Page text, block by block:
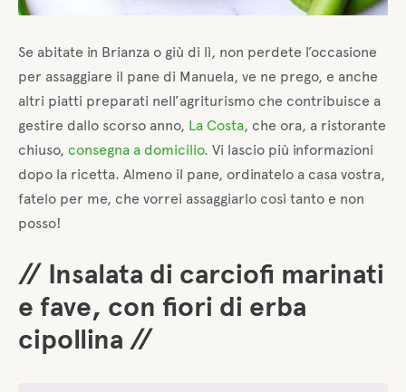
Se abitate in Brianza o giù di lì, non perdete l’occasione
per assaggiare il pane di Manuela, ve ne prego, e anche
altri piatti preparati nell’agriturismo che contribuisce a
gestire dallo scorso anno, La Costa, che ora, a ristorante
chiuso, consegna a domicilio. Vi lascio più informazioni
dopo la ricetta. Almeno il pane, ordinatelo a casa vostra,
fatelo per me, che vorrei assaggiarlo così tanto e non
posso!
// Insalata di carciofi marinati
e fave, con fiori di erba
cipollina //